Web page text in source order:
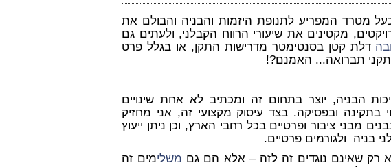
מטרד המפריע לתנופת היזמות והבניה והבולם את
מקטינים את שיעורי הרווח הקבלני, ולעתים גם
דלת קטן בסנטימטר מדרישות התקן, או בגלל פרט
תברואה... האמנם?!
הבניה, יוצר בתחום זה ומכתיב לא אחת שינויים
בתקינה ובפסיקה. בצד עיסוק מקצועי זה, אני מחזיק
מבני ציבור ופרטיים בכל רחבי הארץ, וכן ניתן ייעוץ
בניה ולגורמים פרטיים.
רק שאינם נוגדים זה לזה – אלא הם גם משלימים זה